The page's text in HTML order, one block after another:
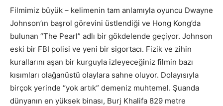
Filmimiz büyük – kelimenin tam anlamıyla oyuncu Dwayne
Johnson’ın başrol görevini üstlendiği ve Hong Kong’da
bulunan “The Pearl” adlı bir gökdelende geçiyor. Johnson
eski bir FBI polisi ve yeni bir sigortacı. Fizik ve zihin
kurallarını aşan bir kurguyla izleyeceğiniz filmin bazı
kısımları olağanüstü olaylara sahne oluyor. Dolayısıyla
birçok yerinde “yok artık” demeniz muhtemel. Şuanda
dünyanın en yüksek binası, Burj Khalifa 829 metre